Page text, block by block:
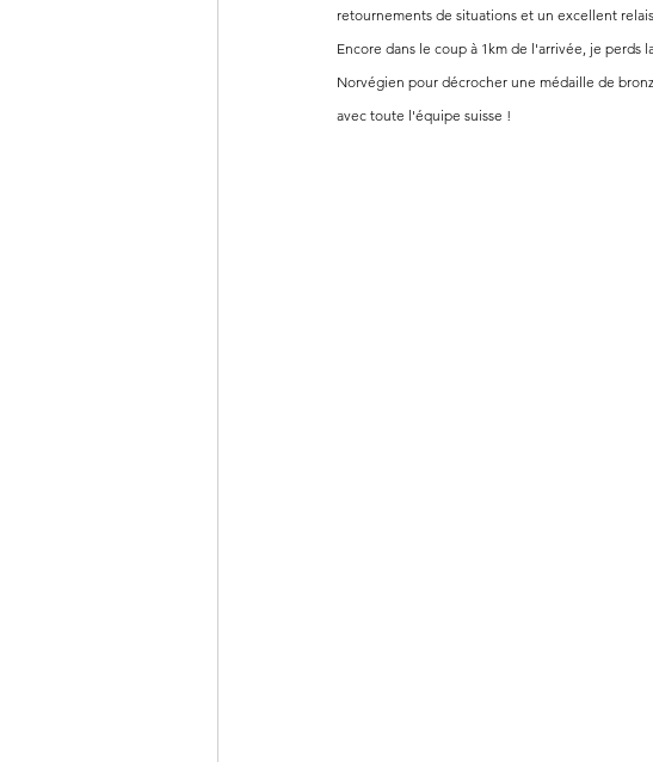
retournements de situations et un excellent
Encore dans le coup à 1km de l'arrivée, je
Norvégien pour décrocher une médaille de
avec toute l'équipe suisse !